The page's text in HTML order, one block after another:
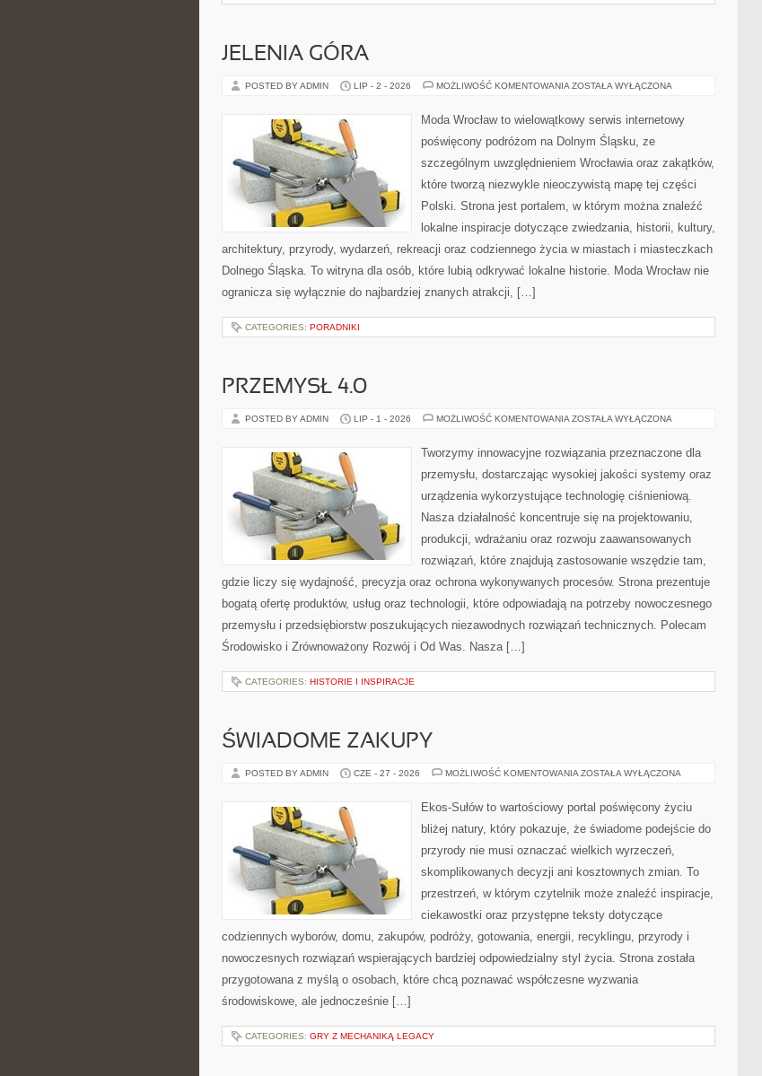
JELENIA GÓRA
POSTED BY ADMIN LIP - 2 - 2026 MOŻLIWOŚĆ KOMENTOWANIA JELENIA
ZOSTAŁA WYŁĄCZONA
Moda Wrocław to wielowątkowy serwis internetowy
poświęcony podróżom na Dolnym Śląsku, ze
szczególnym uwzględnieniem Wrocławia oraz zakątków,
które tworzą niezwykle nieoczywistą mapę tej części
Polski. Strona jest portalem, w którym można znaleźć
lokalne inspiracje dotyczące zwiedzania, historii, kultury,
architektury, przyrody, wydarzeń, rekreacji oraz codziennego życia w miastach i miasteczkach
Dolnego Śląska. To witryna dla osób, które lubią odkrywać lokalne historie. Moda Wrocław nie
ogranicza się wyłącznie do najbardziej znanych atrakcji, […]
CATEGORIES: PORADNIKI
PRZEMYSŁ 4.0
POSTED BY ADMIN LIP - 1 - 2026 MOŻLIWOŚĆ KOMENTOWANIA PRZEMYSŁ
ZOSTAŁA WYŁĄCZONA
Tworzymy innowacyjne rozwiązania przeznaczone dla
przemysłu, dostarczając wysokiej jakości systemy oraz
urządzenia wykorzystujące technologię ciśnieniową.
Nasza działalność koncentruje się na projektowaniu,
produkcji, wdrażaniu oraz rozwoju zaawansowanych
rozwiązań, które znajdują zastosowanie wszędzie tam,
gdzie liczy się wydajność, precyzja oraz ochrona wykonywanych procesów. Strona prezentuje
bogatą ofertę produktów, usług oraz technologii, które odpowiadają na potrzeby nowoczesnego
przemysłu i przedsiębiorstw poszukujących niezawodnych rozwiązań technicznych. Polecam
Środowisko i Zrównoważony Rozwój i Od Was. Nasza […]
CATEGORIES: HISTORIE I INSPIRACJE
ŚWIADOME ZAKUPY
POSTED BY ADMIN CZE - 27 - 2026 MOŻLIWOŚĆ KOMENTOWANIA ŚWIADOME
ZOSTAŁA WYŁĄCZONA
Ekos-Sułów to wartościowy portal poświęcony życiu
bliżej natury, który pokazuje, że świadome podejście do
przyrody nie musi oznaczać wielkich wyrzeczeń,
skomplikowanych decyzji ani kosztownych zmian. To
przestrzeń, w którym czytelnik może znaleźć inspiracje,
ciekawostki oraz przystępne teksty dotyczące
codziennych wyborów, domu, zakupów, podróży, gotowania, energii, recyklingu, przyrody i
nowoczesnych rozwiązań wspierających bardziej odpowiedzialny styl życia. Strona została
przygotowana z myślą o osobach, które chcą poznawać współczesne wyzwania
środowiskowe, ale jednocześnie […]
CATEGORIES: GRY Z MECHANIKĄ LEGACY